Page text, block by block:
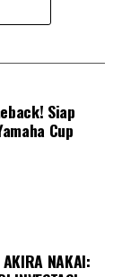
Bernard
pada
tersebut
waktu
lalu lintas
dalam
bagi
Siap
Cup
AKIRA NAKAI: